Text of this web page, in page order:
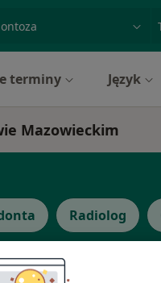
terminy Język
Mazowieckim
Radiolog